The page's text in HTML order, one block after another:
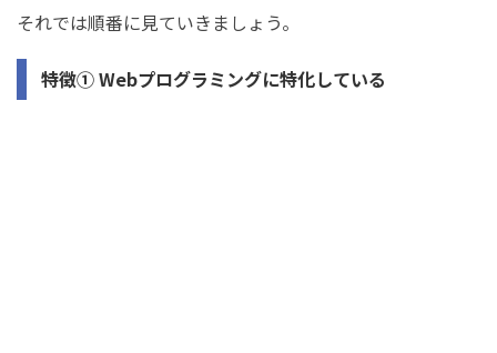
それでは順番に見ていきましょう。
特徴① Webプログラミングに特化している